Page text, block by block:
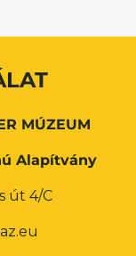
MÚZEUM
Alapítvány
út 4/C